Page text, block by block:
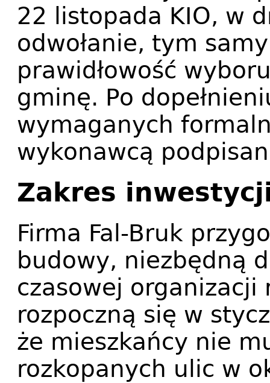
22 listopada KIO, w
odwołanie, tym
prawidłowość
gminę. Po
wymaganych
wykonawcą
Zakres
Firma Fal-Bruk
budowy, niezbędną
czasowej organizacji
rozpoczną się w
że mieszkańcy nie
rozkopanych ulic w